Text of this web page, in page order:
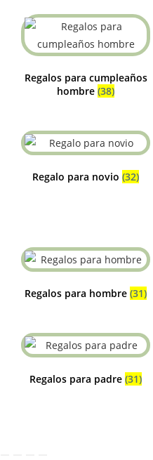
Regalos para cumpleaños
hombre (38)
Regalo para novio (32)
Regalos para hombre (31)
Regalos para padre (31)